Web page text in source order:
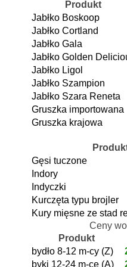
Produkt
Jabłko Boskoop
Jabłko Cortland
Jabłko Gala
Jabłko Golden
Jabłko Ligol
Jabłko Szampion
Jabłko Szara Reneta
Gruszka importowana
Gruszka krajowa
Gęsi tuczone
Indory
Indyczki
Kurczęta typu brojler
Kury mięsne ze stad
Ceny
Produkt
bydło 8-12 m-cy (Z)
byki 12-24 m-ce (A)